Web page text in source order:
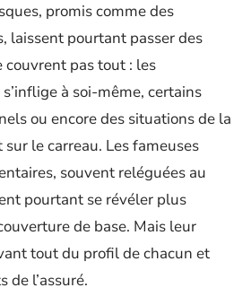
promis comme des
laissent pourtant passer des
couvrent pas tout : les
à soi-même, certains
ou encore des situations de la
le carreau. Les fameuses
souvent reléguées au
pourtant se révéler plus
de base. Mais leur
tout du profil de chacun et
de l’assuré.